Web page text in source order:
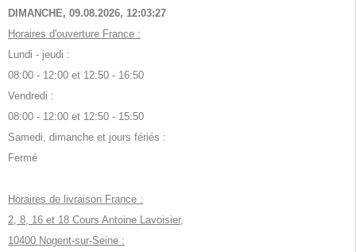
DIMANCHE, 09.08.2026, 12:03:28
Horaires d'ouverture France :
Lundi - jeudi :
08:00 - 12:00 et 12:50 - 16:50
Vendredi :
08:00 - 12:00 et 12:50 - 15:50
Samedi, dimanche et jours fériés :
Fermé
Horaires de livraison France :
2, 8, 16 et 18 Cours Antoine Lavoisier,
10400 Nogent-sur-Seine :